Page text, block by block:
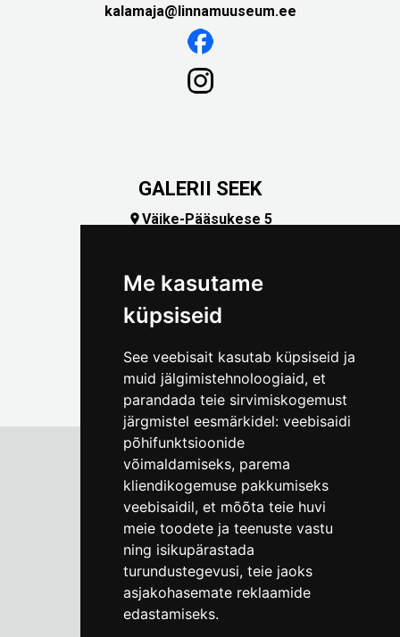
Me kasutame
küpsiseid
See veebisait kasutab küpsiseid ja
muid jälgimistehnoloogiaid, et
parandada teie sirvimiskogemust
järgmistel eesmärkidel: veebisaidi
põhifunktsioonide
võimaldamiseks, parema
kliendikogemuse pakkumiseks
veebisaidil, et mõõta teie huvi
meie toodete ja teenuste vastu
ning isikupärastada
turundustegevusi, teie jaoks
asjakohasemate reklaamide
edastamiseks.
kalamaja@linnamuuseum.ee
GALERII SEEK
Väike-Pääsukese 5
Tallinna Linnamuuseum
Vene 17
E-R kell 9-17(+372) 610 4178
info@linnamuuseum.ee
Küpsisepoliitika